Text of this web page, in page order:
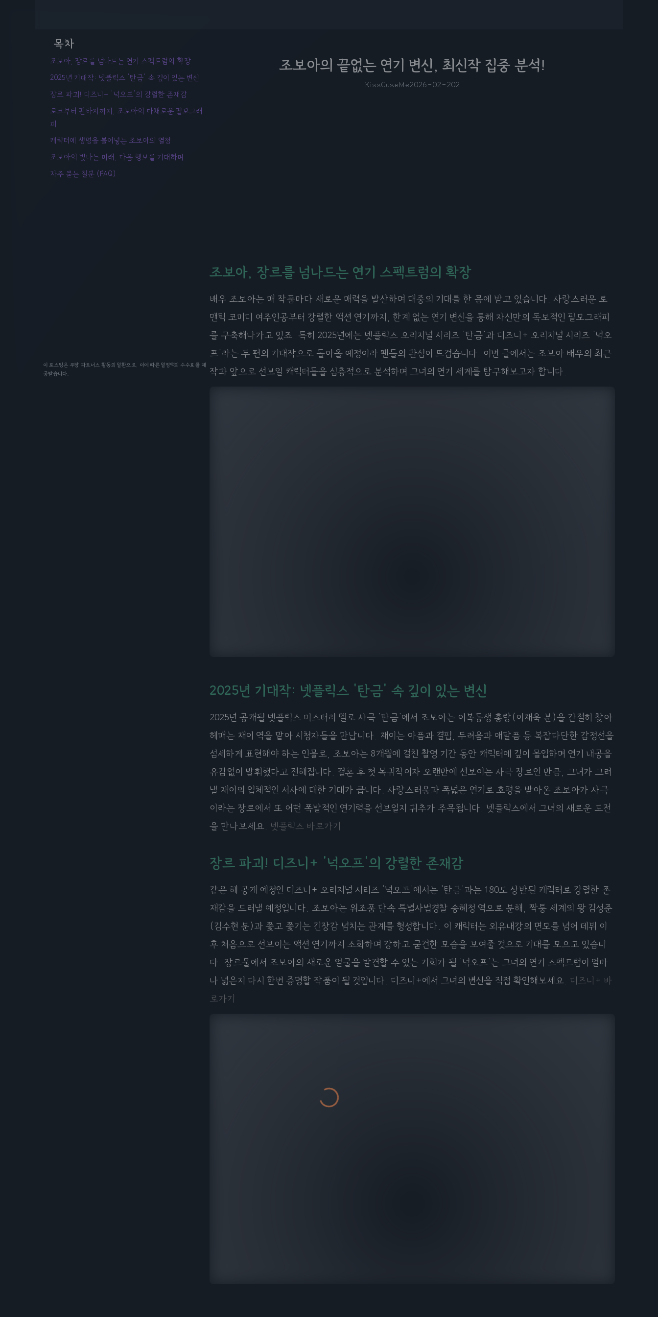
목차
조보아, 장르를 넘나드는 연기 스펙트럼의 확장
2025년 기대작: 넷플릭스 '탄금' 속 깊이 있는 변신
장르 파괴! 디즈니+ '넉오프'의 강렬한 존재감
로코부터 판타지까지, 조보아의 다채로운 필모그래
피
캐릭터에 생명을 불어넣는 조보아의 열정
조보아의 빛나는 미래, 다음 행보를 기대하며
자주 묻는 질문 (FAQ)
이 포스팅은 쿠팡 파트너스 활동의 일환으로, 이에 따른 일정액의 수수료를 제
공받습니다.
조보아의 끝없는 연기 변신, 최신작 집중 분석!
KissCuseMe2026-02-202
조보아, 장르를 넘나드는 연기 스펙트럼의 확장
배우 조보아는 매 작품마다 새로운 매력을 발산하며 대중의 기대를 한 몸에 받고 있습니다. 사랑스러운 로
맨틱 코미디 여주인공부터 강렬한 액션 연기까지, 한계 없는 연기 변신을 통해 자신만의 독보적인 필모그래피
를 구축해나가고 있죠. 특히 2025년에는 넷플릭스 오리지널 시리즈 '탄금'과 디즈니+ 오리지널 시리즈 '넉오
프'라는 두 편의 기대작으로 돌아올 예정이라 팬들의 관심이 뜨겁습니다. 이번 글에서는 조보아 배우의 최근
작과 앞으로 선보일 캐릭터들을 심층적으로 분석하며 그녀의 연기 세계를 탐구해보고자 합니다.
2025년 기대작: 넷플릭스 '탄금' 속 깊이 있는 변신
2025년 공개될 넷플릭스 미스터리 멜로 사극 '탄금'에서 조보아는 이복동생 홍랑(이재욱 분)을 간절히 찾아
헤매는 재이 역을 맡아 시청자들을 만납니다. 재이는 아픔과 결핍, 두려움과 애달픔 등 복잡다단한 감정선을
섬세하게 표현해야 하는 인물로, 조보아는 8개월에 걸친 촬영 기간 동안 캐릭터에 깊이 몰입하며 연기 내공을
유감없이 발휘했다고 전해집니다. 결혼 후 첫 복귀작이자 오랜만에 선보이는 사극 장르인 만큼, 그녀가 그려
낼 재이의 입체적인 서사에 대한 기대가 큽니다. 사랑스러움과 폭넓은 연기로 호평을 받아온 조보아가 사극
이라는 장르에서 또 어떤 폭발적인 연기력을 선보일지 귀추가 주목됩니다. 넷플릭스에서 그녀의 새로운 도전
을 만나보세요. 넷플릭스 바로가기
장르 파괴! 디즈니+ '넉오프'의 강렬한 존재감
같은 해 공개 예정인 디즈니+ 오리지널 시리즈 '넉오프'에서는 '탄금'과는 180도 상반된 캐릭터로 강렬한 존
재감을 드러낼 예정입니다. 조보아는 위조품 단속 특별사법경찰 송혜정 역으로 분해, 짝퉁 세계의 왕 김성준
(김수현 분)과 쫓고 쫓기는 긴장감 넘치는 관계를 형성합니다. 이 캐릭터는 외유내강의 면모를 넘어 데뷔 이
후 처음으로 선보이는 액션 연기까지 소화하며 강하고 굳건한 모습을 보여줄 것으로 기대를 모으고 있습니
다. 장르물에서 조보아의 새로운 얼굴을 발견할 수 있는 기회가 될 '넉오프'는 그녀의 연기 스펙트럼이 얼마
나 넓은지 다시 한번 증명할 작품이 될 것입니다. 디즈니+에서 그녀의 변신을 직접 확인해보세요. 디즈니+ 바
로가기